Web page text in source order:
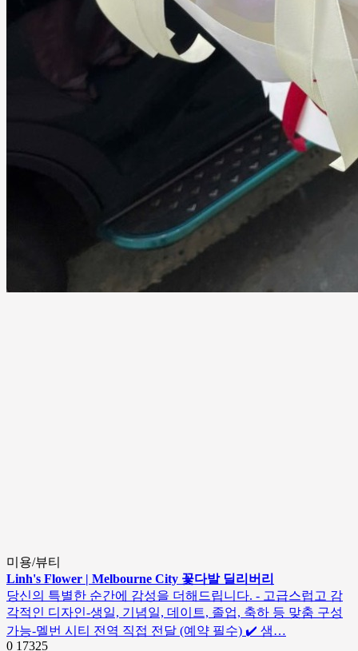
미용/뷰티
Linh's Flower | Melbourne City 꽃다발 딜리버리
당신의 특별한 순간에 감성을 더해드립니다. - 고급스럽고 감
각적인 디자인-생일, 기념일, 데이트, 졸업, 축하 등 맞춤 구성
가능-멜번 시티 전역 직접 전달 (예약 필수) ✔️ 샘…
0 17325